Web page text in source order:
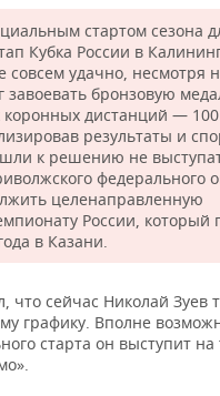
стартом сезона
Кубка России в
совсем удачно, несмотря
завоевать бронзовую
коронных дистанций —
результаты и
к решению не
федерального
целенаправленную
России, который
в Казани.
что сейчас Николай Зуев
графику. Вполне
старта он выступит